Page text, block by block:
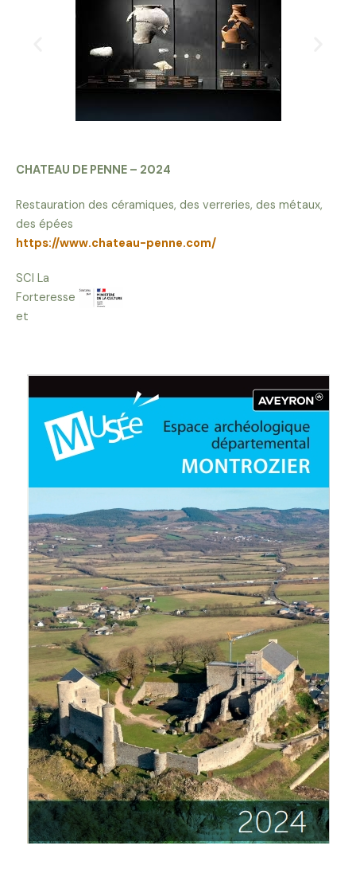
CHATEAU DE PENNE – 2024
Restauration des céramiques, des verreries, des métaux,
des épées
https://www.chateau-penne.com/
SCI La
Forteresse
et